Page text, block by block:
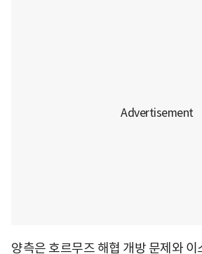
양측은 호르무즈 해협 개방 문제와